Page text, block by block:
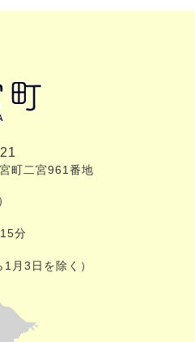
町二宮961番地
分
月3日を除く）